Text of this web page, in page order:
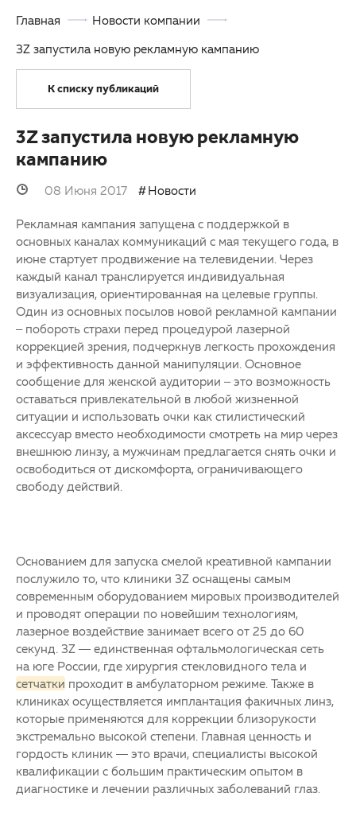
Партнерам
Закупки
Клуб офтальмологов
Другие заболевания глаз
Детская офтальмология
Оптика
Главная
Новости компании
3Z запустила новую рекламную кампанию
К списку публикаций
3Z запустила новую рекламную
кампанию
08 Июня 2017 Новости
Рекламная кампания запущена с поддержкой в
основных каналах коммуникаций с мая текущего года, в
июне стартует продвижение на телевидении. Через
каждый канал транслируется индивидуальная
визуализация, ориентированная на целевые группы.
Один из основных посылов новой рекламной кампании
– побороть страхи перед процедурой лазерной
коррекцией зрения, подчеркнув легкость прохождения
и эффективность данной манипуляции. Основное
сообщение для женской аудитории – это возможность
оставаться привлекательной в любой жизненной
ситуации и использовать очки как стилистический
аксессуар вместо необходимости смотреть на мир через
внешнюю линзу, а мужчинам предлагается снять очки и
освободиться от дискомфорта, ограничивающего
свободу действий.
Основанием для запуска смелой креативной кампании
послужило то, что клиники 3Z оснащены самым
современным оборудованием мировых производителей
и проводят операции по новейшим технологиям,
лазерное воздействие занимает всего от 25 до 60
секунд. 3Z — единственная офтальмологическая сеть
на юге России, где хирургия стекловидного тела и
сетчатки проходит в амбулаторном режиме. Также в
клиниках осуществляется имплантация факичных линз,
которые применяются для коррекции близорукости
экстремально высокой степени. Главная ценность и
гордость клиник — это врачи, специалисты высокой
квалификации с большим практическим опытом в
диагностике и лечении различных заболеваний глаз.